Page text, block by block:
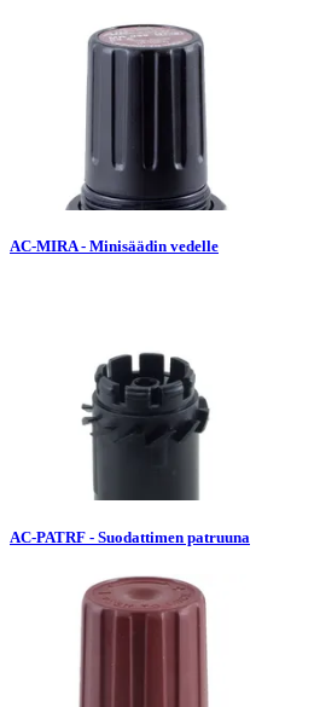
AC-MIRA - Minisäädin vedelle
AC-PATRF - Suodattimen patruuna